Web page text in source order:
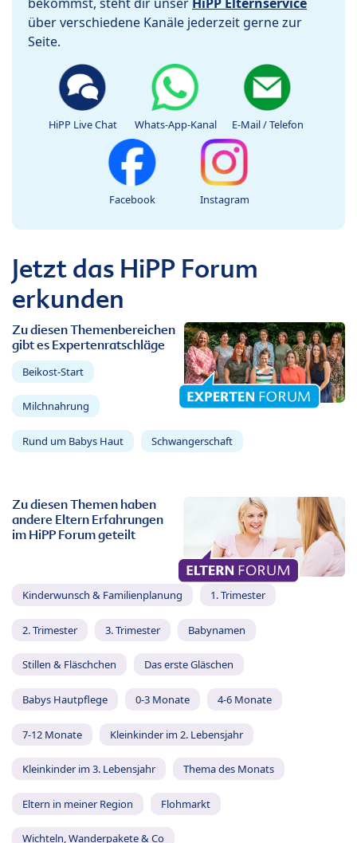
über verschiedene Kanäle jederzeit gerne zur
Seite.
HiPP Live Chat Whats-App-Kanal E-Mail / Telefon
Facebook Instagram
Jetzt das HiPP Forum
erkunden
Zu diesen Themenbereichen
gibt es Expertenratschläge
Beikost-Start
Milchnahrung
Rund um Babys Haut Schwangerschaft
Zu diesen Themen haben
andere Eltern Erfahrungen
im HiPP Forum geteilt
Kinderwunsch & Familienplanung 1. Trimester
2. Trimester 3. Trimester Babynamen
Stillen & Fläschchen Das erste Gläschen
Babys Hautpflege 0-3 Monate 4-6 Monate
7-12 Monate Kleinkinder im 2. Lebensjahr
Kleinkinder im 3. Lebensjahr Thema des Monats
Eltern in meiner Region Flohmarkt
Wichteln, Wanderpakete & Co